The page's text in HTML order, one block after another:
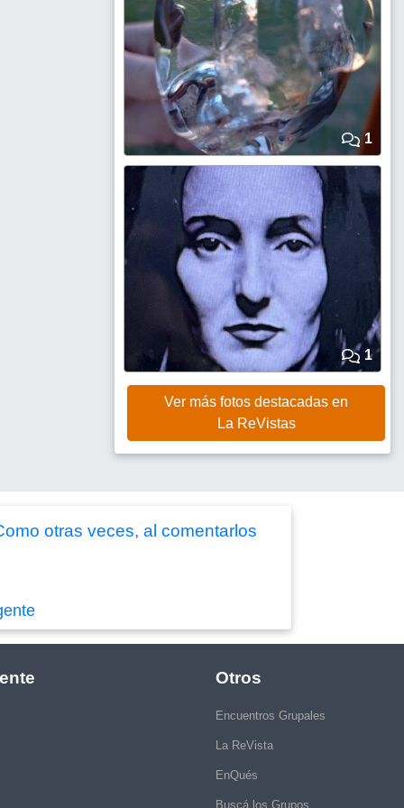
1
1
Ver más fotos destacadas en
La ReVistas
otras veces, al comentarlos
Otros
Encuentros Grupales
La ReVista
EnQués
Buscá los Grupos